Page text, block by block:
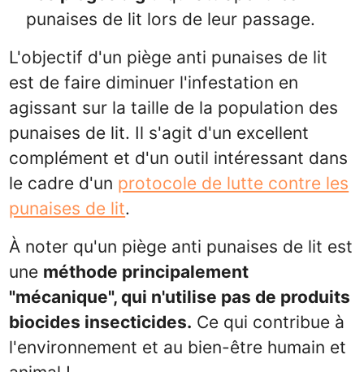
punaises de lit lors de leur passage.
L'objectif d'un piège anti punaises de lit
est de faire diminuer l'infestation en
agissant sur la taille de la population des
punaises de lit. Il s'agit d'un excellent
complément et d'un outil intéressant dans
le cadre d'un protocole de lutte contre les
punaises de lit.
À noter qu'un piège anti punaises de lit est
une méthode principalement
"mécanique", qui n'utilise pas de produits
biocides insecticides. Ce qui contribue à
l'environnement et au bien-être humain et